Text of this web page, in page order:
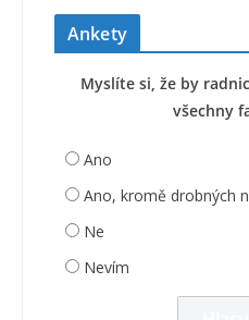
Ankety
Myslíte si, že by
všechny
Ano
Ano, kromě drobných
Ne
Nevím